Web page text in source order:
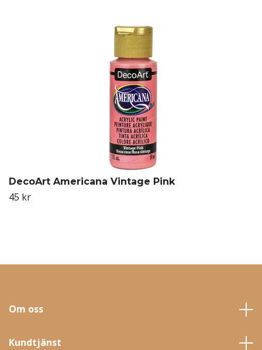
DecoArt Americana Vintage Pink
45 kr
Om oss
Kundtjänst